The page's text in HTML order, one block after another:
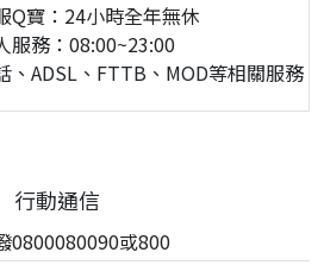
Q寶：24小時全年無休
服務：08:00~23:00
、ADSL、FTTB、MOD等相關服務
行動通信
0800080090或800